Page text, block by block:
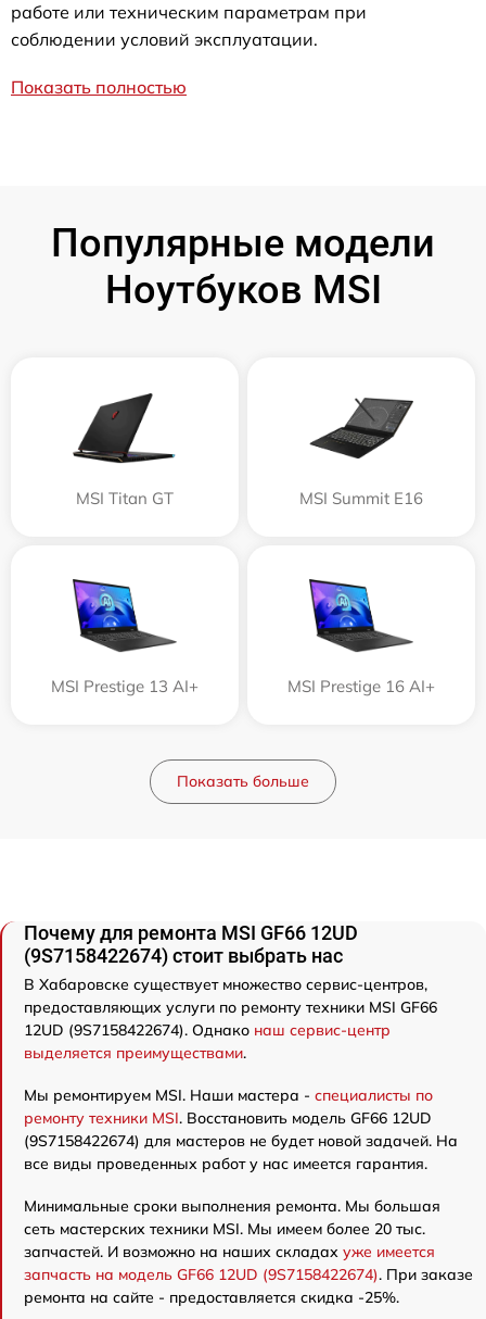
работе или техническим параметрам при
соблюдении условий эксплуатации.
Показать полностью
Популярные модели
Ноутбуков MSI
MSI Titan GT MSI Summit E16
MSI Prestige 13 AI+ MSI Prestige 16 AI+
Показать больше
Почему для ремонта MSI GF66 12UD
(9S7158422674) стоит выбрать нас
В Хабаровске существует множество сервис-центров,
предоставляющих услуги по ремонту техники MSI GF66
12UD (9S7158422674). Однако наш сервис-центр
выделяется преимуществами.
Мы ремонтируем MSI. Наши мастера - специалисты по
ремонту техники MSI. Восстановить модель GF66 12UD
(9S7158422674) для мастеров не будет новой задачей. На
все виды проведенных работ у нас имеется гарантия.
Минимальные сроки выполнения ремонта. Мы большая
сеть мастерских техники MSI. Мы имеем более 20 тыс.
запчастей. И возможно на наших складах уже имеется
запчасть на модель GF66 12UD (9S7158422674). При заказе
ремонта на сайте - предоставляется скидка -25%.